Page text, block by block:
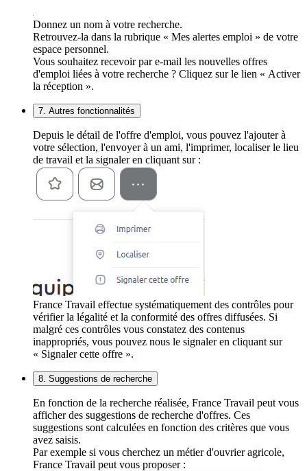
Donnez un nom à votre recherche.
Retrouvez-la dans la rubrique « Mes alertes emploi » de votre
espace personnel.
Vous souhaitez recevoir par e-mail les nouvelles offres
d'emploi liées à votre recherche ? Cliquez sur le lien « Activer
la réception ».
7. Autres fonctionnalités
Depuis le détail de l'offre d'emploi, vous pouvez l'ajouter à
votre sélection, l'envoyer à un ami, l'imprimer, localiser le lieu
de travail et la signaler en cliquant sur :
France Travail effectue systématiquement des contrôles pour
vérifier la légalité et la conformité des offres diffusées. Si
malgré ces contrôles vous constatez des contenus
inappropriés, vous pouvez nous le signaler en cliquant sur
« Signaler cette offre ».
8. Suggestions de recherche
En fonction de la recherche réalisée, France Travail peut vous
afficher des suggestions de recherche d'offres. Ces
suggestions sont calculées en fonction des critères que vous
avez saisis.
Par exemple si vous cherchez un métier d'ouvrier agricole,
France Travail peut vous proposer :